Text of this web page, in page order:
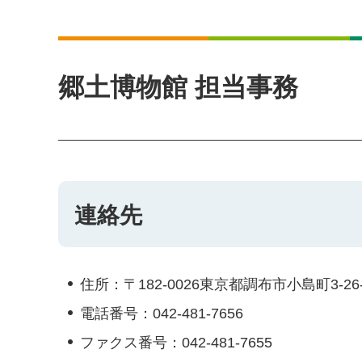
郷土博物館 担当事務
連絡先
住所：〒182-0026東京都調布市小島町3-
電話番号：042-481-7656
ファクス番号：042-481-7655